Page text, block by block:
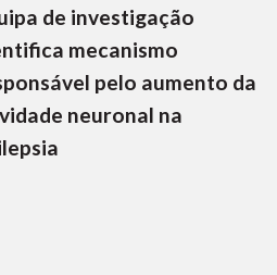
de investigação
mecanismo
pelo aumento da
neuronal na